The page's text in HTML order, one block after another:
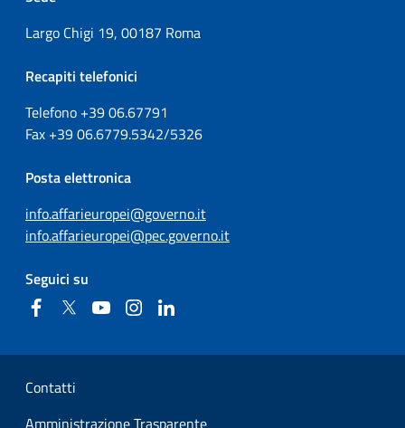
Largo Chigi 19, 00187 Roma
Recapiti telefonici
Telefono +3906.67791
Fax +3906.6779.5342/5326
Posta elettronica
info.affarieuropei@governo.it
info.affarieuropei@pec.governo.it
Seguici su
FacebookTwitter YouTubeInstagram
Sezione Link Utili
Contatti
Amministrazione Trasparente